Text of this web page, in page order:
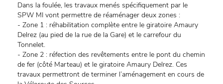
Dans la foulée, les travaux menés spécifiquement par le
SPW MI vont permettre de réaménager deux zones :
- Zone 1 : réhabilitation complète entre le giratoire Amaury
Delrez (au pied de la rue de la Gare) et le carrefour du
Tonnelet.
- Zone 2 : réfection des revêtements entre le pont du chemin
de fer (côté Marteau) et le giratoire Amaury Delrez. Ces
travaux permettront de terminer l’aménagement en cours de